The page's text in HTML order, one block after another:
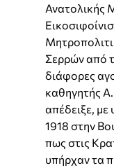
Ανατολικής
Σερρών από
διάφορες
καθηγητής
απέδειξε, με
1918 στην
πως στις
υπήρχαν τα